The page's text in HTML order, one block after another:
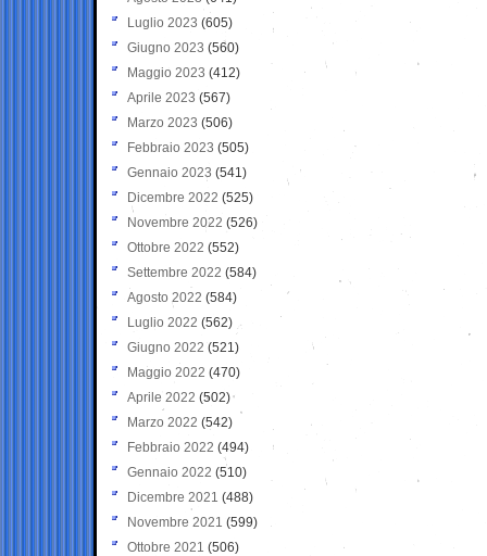
Luglio 2023 (605)
Giugno 2023 (560)
Maggio 2023 (412)
Aprile 2023 (567)
Marzo 2023 (506)
Febbraio 2023 (505)
Gennaio 2023 (541)
Dicembre 2022 (525)
Novembre 2022 (526)
Ottobre 2022 (552)
Settembre 2022 (584)
Agosto 2022 (584)
Luglio 2022 (562)
Giugno 2022 (521)
Maggio 2022 (470)
Aprile 2022 (502)
Marzo 2022 (542)
Febbraio 2022 (494)
Gennaio 2022 (510)
Dicembre 2021 (488)
Novembre 2021 (599)
Ottobre 2021 (506)